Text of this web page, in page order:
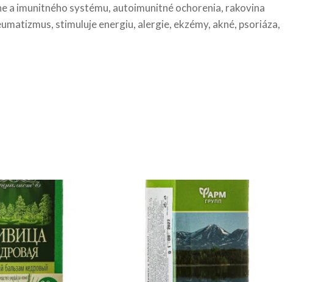
a imunitného systému, autoimunitné ochorenia, rakovina
stimuluje energiu, alergie, ekzémy, akné, psoriáza,